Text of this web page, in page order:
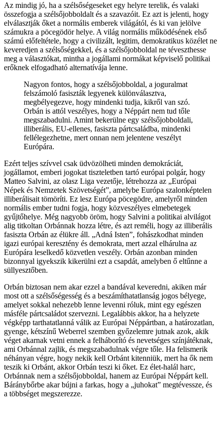
Az mindig jó, ha a szélsőségeseket egy helyre terelik, és valaki
összefogja a szélsőjobboldalt és a szavazóit. Ez azt is jelenti, hogy
elválasztják őket a normális emberek világától, és ki van jelölve
számukra a pöcegödör helye. A világ normális működésének első
számú előfeltétele, hogy a civilizált, legitim, demokratikus közélet ne
keveredjen a szélsőségekkel, és a szélsőjobboldal ne téveszthesse
meg a választókat, mintha a jogállami normákat képviselő politikai
erőknek elfogadható alternatívája lenne.
Nagyon fontos, hogy a szélsőjobboldal, a joguralmat
felszámoló fasiszták legyenek különválasztva,
megbélyegezve, hogy mindenki tudja, kikről van szó.
Orbán is attól veszélyes, hogy a Néppárt nem tud tőle
megszabadulni. Amint bekerülne egy szélsőjobboldali,
illiberális, EU-ellenes, fasiszta pártcsaládba, mindenki
fellélegezhetne, mert onnan nem jelentene veszélyt
Európára.
Ezért teljes szívvel csak üdvözölheti minden demokráciát,
jogállamot, emberi jogokat tiszteletben tartó európai polgár, hogy
Matteo Salvini, az olasz Liga vezetője, létrehozza az „Európai
Népek és Nemzetek Szövetségét”, amelybe Európa szalonképtelen
illiberálisait tömöríti. Ez lesz Európa pöcegödre, amelyről minden
normális ember tudni fogja, hogy közveszélyes elmebetegek
gyűjtőhelye. Még nagyobb öröm, hogy Salvini a politikai alvilágot
alig titkoltan Orbánnak hozza létre, és azt reméli, hogy az illiberális
fasiszta Orbán az élükre áll. „Adná Isten”, fohászkodhat minden
igazi európai keresztény és demokrata, mert azzal elhárulna az
Európára leselkedő közvetlen veszély. Orbán azonban minden
bizonnyal igyekszik kikerülni ezt a csapdát, amelyben ő eltűnne a
süllyesztőben.
Orbán biztosan nem akar ezzel a bandával keveredni, akiken már
most ott a szélsőségesség és a beszámíthatatlanság jogos bélyege,
amelyet sokkal nehezebb lenne levenni róluk, mint egy egészen
másféle pártcsaládot szervezni. Legalábbis akkor, ha a helyzete
végképp tarthatatlanná válik az Európai Néppártban, a határozatlan,
gyenge, kétszínű Weberrel szemben győzelemre jutnak azok, akik
véget akarnak vetni ennek a felháborító és nevetséges színjátéknak,
ami Orbánnal zajlik, és megszabadulnak végre tőle. Ha felismerik
néhányan végre, hogy nekik kell Orbánt kitenniük, mert ha ők nem
teszik ki Orbánt, akkor Orbán teszi ki őket. Ez élet-halál harc,
Orbánnak nem a szélsőjobboldal, hanem az Európai Néppárt kell.
Báránybőrbe akar bújni a farkas, hogy a „juhokat” megtévessze, és
a többséget megszerezze.